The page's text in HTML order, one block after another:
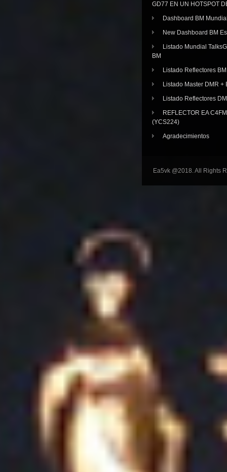
GD77 EN UN HOTSPOT
Dashboard BM
New Dashboard BM
Listado Mundial
BM
Listado Reflectores BM
Listado Master DMR +
Listado Reflectores
REFLECTOR EA
(YCS224)
Agradecimientos
Ea5vk @2018. All Rights